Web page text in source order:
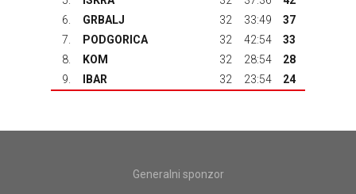
6.
GRBALJ 32 33:49
37
7.
PODGORICA 32 42:54
33
8.
KOM 32 28:54
28
9.
IBAR 32 23:54 24
Generalni sponzor